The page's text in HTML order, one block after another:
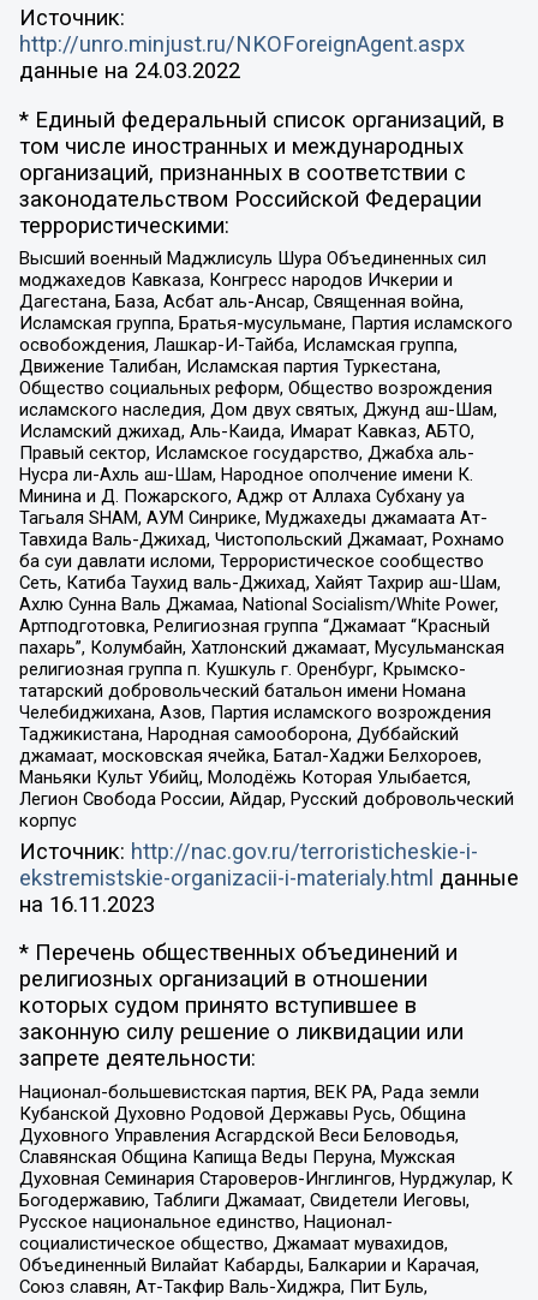
Источник:
http://unro.minjust.ru/NKOForeignAgent.aspx
данные на 24.03.2022
* Единый федеральный список организаций, в
том числе иностранных и международных
организаций, признанных в соответствии с
законодательством Российской Федерации
террористическими:
Высший военный Маджлисуль Шура Объединенных сил
моджахедов Кавказа, Конгресс народов Ичкерии и
Дагестана, База, Асбат аль-Ансар, Священная война,
Исламская группа, Братья-мусульмане, Партия исламского
освобождения, Лашкар-И-Тайба, Исламская группа,
Движение Талибан, Исламская партия Туркестана,
Общество социальных реформ, Общество возрождения
исламского наследия, Дом двух святых, Джунд аш-Шам,
Исламский джихад, Аль-Каида, Имарат Кавказ, АБТО,
Правый сектор, Исламское государство, Джабха аль-
Нусра ли-Ахль аш-Шам, Народное ополчение имени К.
Минина и Д. Пожарского, Аджр от Аллаха Субхану уа
Тагьаля SHAM, АУМ Синрике, Муджахеды джамаата Ат-
Тавхида Валь-Джихад, Чистопольский Джамаат, Рохнамо
ба суи давлати исломи, Террористическое сообщество
Сеть, Катиба Таухид валь-Джихад, Хайят Тахрир аш-Шам,
Ахлю Сунна Валь Джамаа, National Socialism/White Power,
Артподготовка, Религиозная группа “Джамаат “Красный
пахарь”, Колумбайн, Хатлонский джамаат, Мусульманская
религиозная группа п. Кушкуль г. Оренбург, Крымско-
татарский добровольческий батальон имени Номана
Челебиджихана, Азов, Партия исламского возрождения
Таджикистана, Народная самооборона, Дуббайский
джамаат, московская ячейка, Батал-Хаджи Белхороев,
Маньяки Культ Убийц, Молодёжь Которая Улыбается,
Легион Свобода России, Айдар, Русский добровольческий
корпус
Источник: http://nac.gov.ru/terroristicheskie-i-
ekstremistskie-organizacii-i-materialy.html данные
на 16.11.2023
* Перечень общественных объединений и
религиозных организаций в отношении
которых судом принято вступившее в
законную силу решение о ликвидации или
запрете деятельности:
Национал-большевистская партия, ВЕК РА, Рада земли
Кубанской Духовно Родовой Державы Русь, Община
Духовного Управления Асгардской Веси Беловодья,
Славянская Община Капища Веды Перуна, Мужская
Духовная Семинария Староверов-Инглингов, Нурджулар, К
Богодержавию, Таблиги Джамаат, Свидетели Иеговы,
Русское национальное единство, Национал-
социалистическое общество, Джамаат мувахидов,
Объединенный Вилайат Кабарды, Балкарии и Карачая,
Союз славян, Ат-Такфир Валь-Хиджра, Пит Буль,